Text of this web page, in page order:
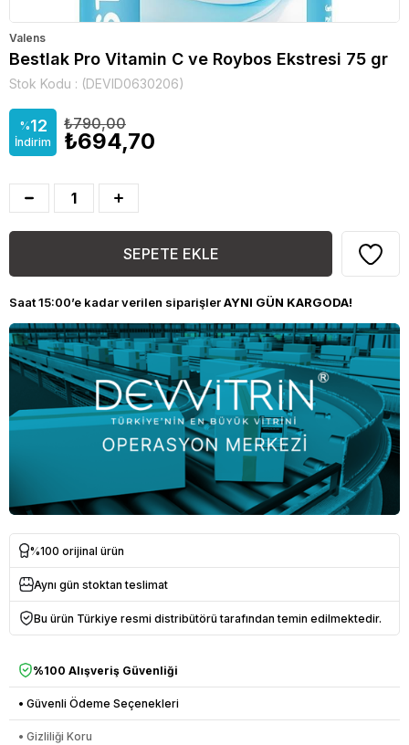
Valens
Bestlak Pro Vitamin C ve Roybos Ekstresi 75 gr
Stok Kodu (DEVID0630206)
%12
İndirim
₺790,00
₺694,70
Saat 15:00’e kadar verilen siparişlerAYNI GÜN KARGODA!
%100 orijinal ürün
Aynı gün stoktan teslimat
Bu ürün Türkiye resmi distribütörü tarafından temin edilmektedir.
%100 Alışveriş Güvenliği
• Güvenli Ödeme Seçenekleri
• Gizliliği Koru